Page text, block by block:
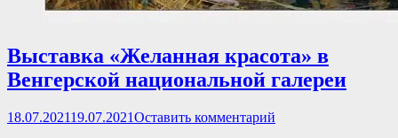
Выставка «Желанная красота» в
Венгерской национальной галереи
Опубликовано
18.07.202119.07.2021Оставить комментарий